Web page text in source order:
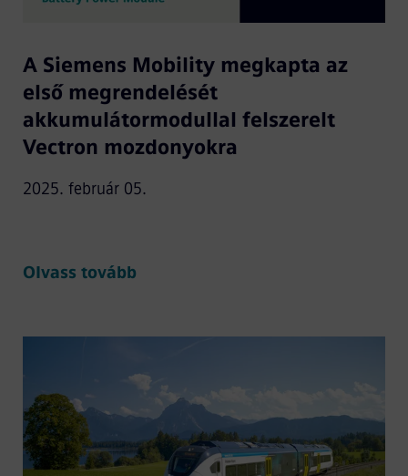
A Siemens Mobility megkapta az
első megrendelését
akkumulátormodullal felszerelt
Vectron mozdonyokra
2025. február 05.
Olvass tovább